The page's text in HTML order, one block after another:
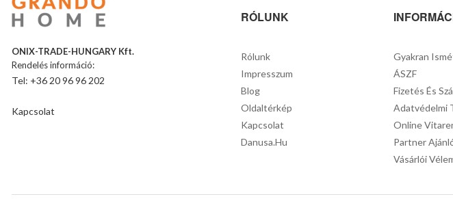
ONIX-TRADE-HUNGARY Kft.
Rendelés információ:
Tel: +36 20 96 96 202
Kapcsolat
RÓLUNK
Rólunk
Impresszum
Blog
Oldaltérkép
Kapcsolat
Danusa.hu
Gyakran
ÁSZF
Fizetés És
Adatvédelmi
Online
Partner
Vásárlói